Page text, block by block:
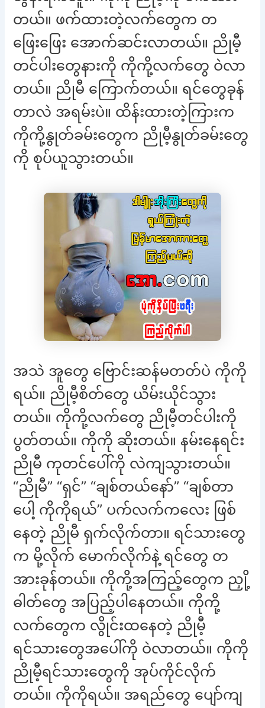
တယ်။ ဖက်ထားတဲ့လက်တွေက တ
ဖြေးဖြေး အောက်ဆင်းလာတယ်။ ညိုမီ့
တင်ပါးတွေနားကို ကိုကို့လက်တွေ ဝဲလာ
တယ်။ ညိုမီ ကြောက်တယ်။ ရင်တွေခုန်
တာလဲ အရမ်းပဲ။ ထိန်းထားတဲ့ကြားက
ကိုကို့နွုတ်ခမ်းတွေက ညိုမီ့နွုတ်ခမ်းတွေ
ကို စုပ်ယူသွားတယ်။
အသဲ အူတွေ ဗြောင်းဆန်မတတ်ပဲ ကိုကို
ရယ်။ ညိုမီ့စိတ်တွေ ယိမ်းယိုင်သွား
တယ်။ ကိုကို့လက်တွေ ညိုမီ့တင်ပါးကို
ပွတ်တယ်။ ကိုကို ဆိုးတယ်။ နမ်းနေရင်း
ညိုမီ ကုတင်ပေါ်ကို လဲကျသွားတယ်။
“ညိုမီ” “ရှင်” “ချစ်တယ်နော်” “ချစ်တာ
ပေါ့ ကိုကိုရယ်” ပက်လက်ကလေး ဖြစ်
နေတဲ့ ညိုမီ ရှက်လိုက်တာ။ ရင်သားတွေ
က မို့လိုက် မောက်လိုက်နဲ့ ရင်တွေ တ
အားခုန်တယ်။ ကိုကို့အကြည့်တွေက ညှို့
ဓါတ်တွေ အပြည့်ပါနေတယ်။ ကိုကို့
လက်တွေက လွိုင်းထနေတဲ့ ညိုမီ့
ရင်သားတွေအပေါ်ကို ဝဲလာတယ်။ ကိုကို
ညိုမီ့ရင်သားတွေကို အုပ်ကိုင်လိုက်
တယ်။ ကိုကိုရယ်။ အရည်တွေ ပျော်ကျ